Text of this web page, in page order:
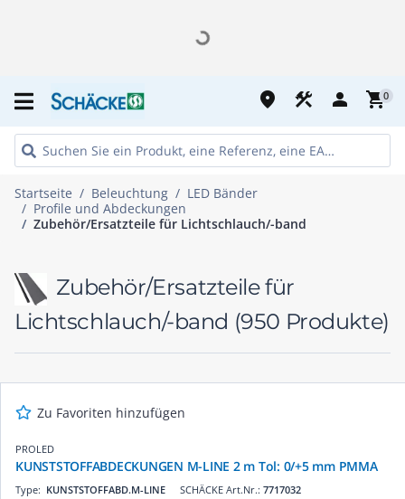
place construction person shopping_cart0
Startseite Beleuchtung
LED Bänder
Profile und Abdeckungen
Zubehör/Ersatzteile für Lichtschlauch/-band
Zubehör/Ersatzteile für
Lichtschlauch/-band (950 Produkte)
Zu Favoriten hinzufügen
PROLED
KUNSTSTOFFABDECKUNGEN M-LINE 2 m Tol: 0/+5 mm PMMA
SCHÄCKE Art.Nr.: 7717032
Type: KUNSTSTOFFABD.M-LINE